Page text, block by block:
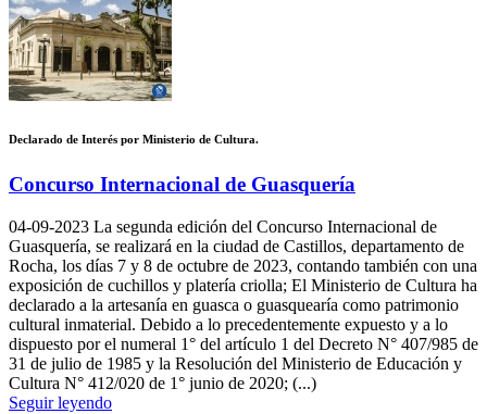
Declarado de Interés por Ministerio de Cultura.
Concurso Internacional de Guasquería
04-09-2023 La segunda edición del Concurso Internacional de
Guasquería, se realizará en la ciudad de Castillos, departamento de
Rocha, los días 7 y 8 de octubre de 2023, contando también con una
exposición de cuchillos y platería criolla; El Ministerio de Cultura ha
declarado a la artesanía en guasca o guasquearía como patrimonio
cultural inmaterial. Debido a lo precedentemente expuesto y a lo
dispuesto por el numeral 1° del artículo 1 del Decreto N° 407/985 de
31 de julio de 1985 y la Resolución del Ministerio de Educación y
Cultura N° 412/020 de 1° junio de 2020; (...)
Seguir leyendo